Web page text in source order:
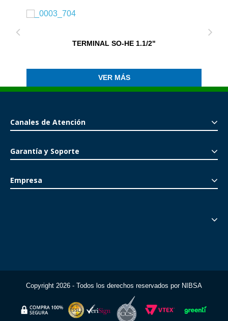
TERMINAL SO-HE 1.1/2"
VER MÁS
Canales de Atención
Garantía y Soporte
Empresa
Copyright 2026 - Todos los derechos reservados por NIBSA